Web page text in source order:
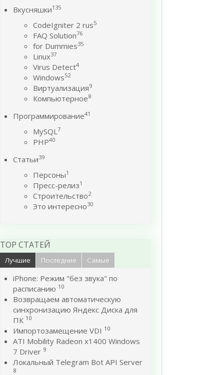
Вкусняшки135
CodeIgniter 2 rus5
FAQ Solution76
for Dummies35
Linux37
Virus Detect4
Windows52
Виртуализация9
Компьютерное8
Программирование41
MySQL7
PHP40
Статьи39
Персоны1
Пресс-релиз1
Строительство2
Это интересно30
TOP СТАТЕЙ
Лучшие Последние Самые
iPhone: Режим "без звука" по
расписанию 10
Возвращаем автоматическую
синхронизацию Яндекс Диска для
ПК 10
Импортозамещение VDI 10
ATI Mobility Radeon x1400 Windows
7 Driver 9
Локальный Telegram Bot API Server
8